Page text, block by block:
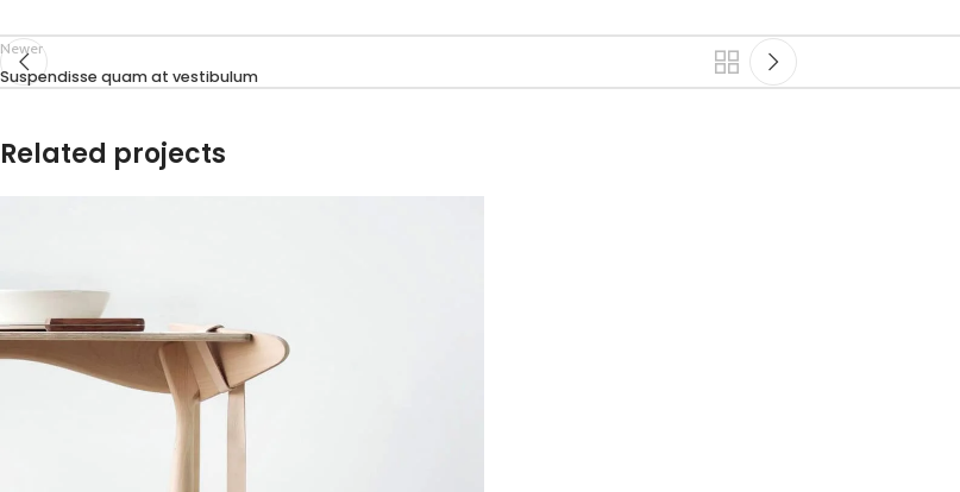
Newer
Suspendisse quam at vestibulum
Related projects